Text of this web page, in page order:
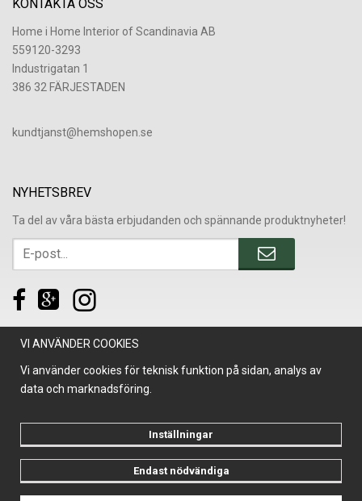
KONTAKTA OSS
Home i Home Interior of Scandinavia AB
559120-3293
Industrigatan 1
386 32 FÄRJESTADEN
​kundtjanst@hemshopen.se
NYHETSBREV
Ta del av våra bästa erbjudanden och spännande produktnyheter!
Drift & produktion:Wikinggruppen
VI ANVÄNDER COOKIES
Vi använder cookies för teknisk funktion på sidan, analys av
data och marknadsföring.
Inställningar
Endast nödvändiga